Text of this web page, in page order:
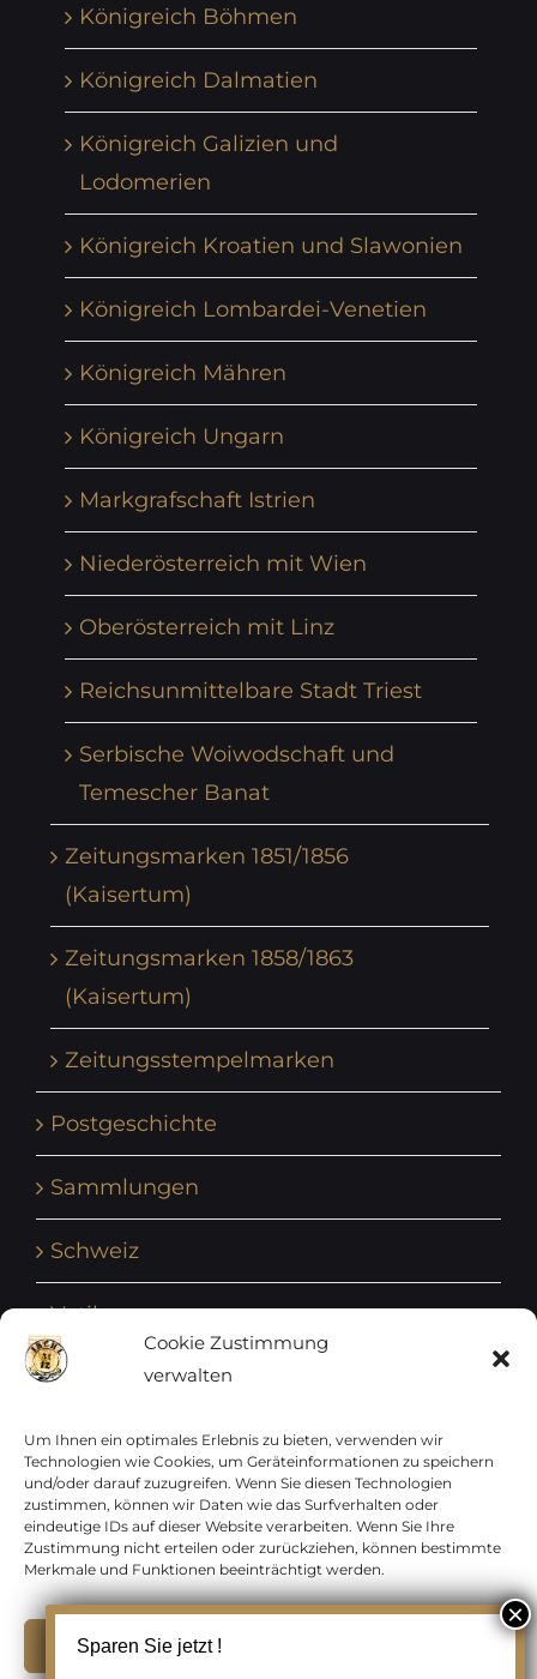
Cookie Zustimmung
verwalten
Um Ihnen ein optimales Erlebnis zu bieten, verwenden wir
Technologien wie Cookies, um Geräteinformationen zu speichern
und/oder darauf zuzugreifen. Wenn Sie diesen Technologien
zustimmen, können wir Daten wie das Surfverhalten oder
eindeutige IDs auf dieser Website verarbeiten. Wenn Sie Ihre
Zustimmung nicht erteilen oder zurückziehen, können bestimmte
Merkmale und Funktionen beeinträchtigt werden.
Königreich Böhmen
Königreich Dalmatien
Königreich Galizien und
Lodomerien
Königreich Kroatien und Slawonien
Königreich Lombardei-Venetien
Königreich Mähren
Königreich Ungarn
Markgrafschaft Istrien
Niederösterreich mit Wien
Oberösterreich mit Linz
Reichsunmittelbare Stadt Triest
Serbische Woiwodschaft und
Temescher Banat
Zeitungsmarken 1851/1856
(Kaisertum)
Zeitungsmarken 1858/1863
(Kaisertum)
Zeitungsstempelmarken
Postgeschichte
Sammlungen
Schweiz
Vatikan
Vereinte Nationen
Vorphilatelie
Zensurbelege Österreich
Zensurbelege Schweiz
Sparen Sie jetzt !